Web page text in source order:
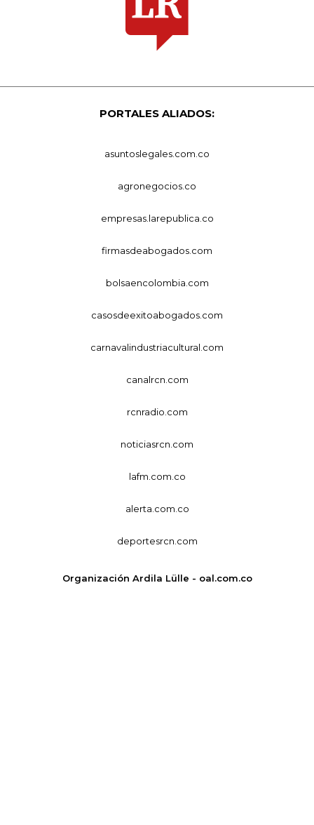
PORTALES ALIADOS:
asuntoslegales.com.co
agronegocios.co
empresas.larepublica.co
firmasdeabogados.com
bolsaencolombia.com
casosdeexitoabogados.com
carnavalindustriacultural.com
canalrcn.com
rcnradio.com
noticiasrcn.com
lafm.com.co
alerta.com.co
deportesrcn.com
Organización Ardila Lülle - oal.com.co